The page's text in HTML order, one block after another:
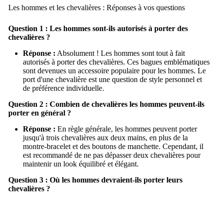
Les hommes et les chevalières : Réponses à vos questions
Question 1 : Les hommes sont-ils autorisés à porter des
chevalières ?
Réponse : Absolument ! Les hommes sont tout à fait
autorisés à porter des chevalières. Ces bagues emblématiques
sont devenues un accessoire populaire pour les hommes. Le
port d'une chevalière est une question de style personnel et
de préférence individuelle.
Question 2 : Combien de chevalières les hommes peuvent-ils
porter en général ?
Réponse : En règle générale, les hommes peuvent porter
jusqu'à trois chevalières aux deux mains, en plus de la
montre-bracelet et des boutons de manchette. Cependant, il
est recommandé de ne pas dépasser deux chevalières pour
maintenir un look équilibré et élégant.
Question 3 : Où les hommes devraient-ils porter leurs
chevalières ?